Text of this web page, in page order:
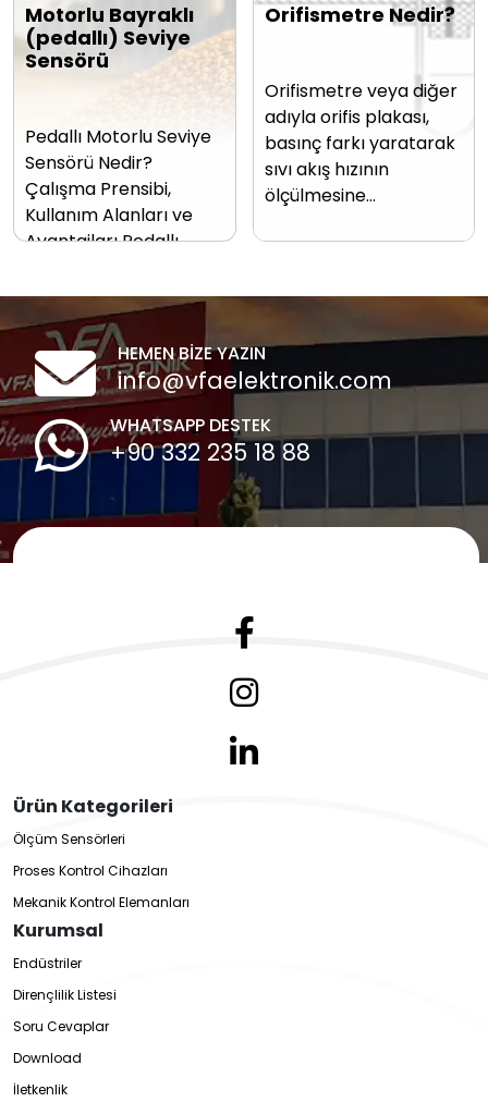
Motorlu Bayraklı
(pedallı) Seviye
Sensörü
Pedallı Motorlu Seviye
Sensörü Nedir?
Çalışma Prensibi,
Kullanım Alanları ve
Avantajları Pedallı…
Orifismetre Nedir?
Orifismetre veya diğer
adıyla orifis plakası,
basınç farkı yaratarak
sıvı akış hızının
ölçülmesine…
HEMEN BİZE YAZIN
info@vfaelektronik.com
WHATSAPP DESTEK
+90 332 235 18 88
Ürün Kategorileri
Ölçüm Sensörleri
Proses Kontrol Cihazları
Mekanik Kontrol Elemanları
Kurumsal
Endüstriler
Dirençlilik Listesi
Soru Cevaplar
Download
İletkenlik